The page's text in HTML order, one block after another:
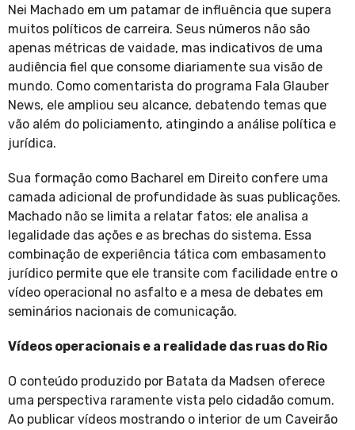
Nei Machado em um patamar de influência que supera
muitos políticos de carreira. Seus números não são
apenas métricas de vaidade, mas indicativos de uma
audiência fiel que consome diariamente sua visão de
mundo. Como comentarista do programa Fala Glauber
News, ele ampliou seu alcance, debatendo temas que
vão além do policiamento, atingindo a análise política e
jurídica.
Sua formação como Bacharel em Direito confere uma
camada adicional de profundidade às suas publicações.
Machado não se limita a relatar fatos; ele analisa a
legalidade das ações e as brechas do sistema. Essa
combinação de experiência tática com embasamento
jurídico permite que ele transite com facilidade entre o
vídeo operacional no asfalto e a mesa de debates em
seminários nacionais de comunicação.
Vídeos operacionais e a realidade das ruas do Rio
O conteúdo produzido por Batata da Madsen oferece
uma perspectiva raramente vista pelo cidadão comum.
Ao publicar vídeos mostrando o interior de um Caveirão